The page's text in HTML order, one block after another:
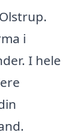
i
I hele